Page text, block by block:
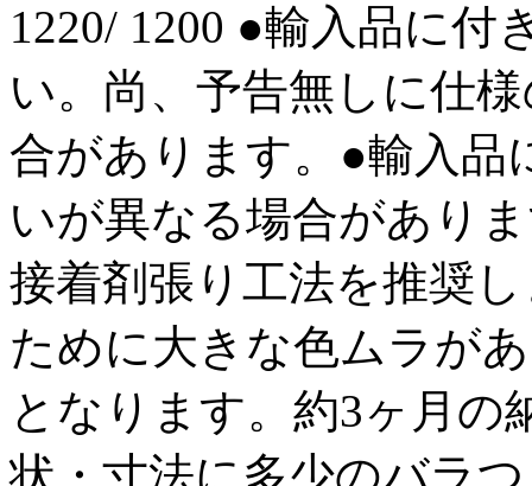
1220/ 1200 ●輸入品に付
い。尚、予告無しに仕
合があります。●輸入品
いが異なる場合があり
接着剤張り工法を推奨
ために大きな色ムラが
となります。約3ヶ月の
状・寸法に多少のバラ